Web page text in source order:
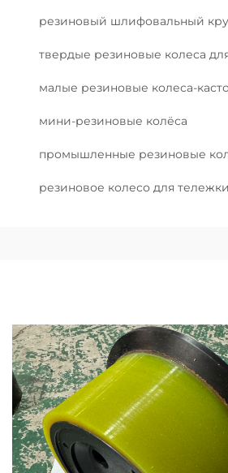
резиновый шлифовальный
твердые резиновые колеса
малые резиновые колеса-
мини-резиновые колёса
промышленные резиновые
резиновое колесо для тележки